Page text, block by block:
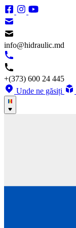
info@hidraulic.md
+(373) 600 24 445
Unde ne găsiți